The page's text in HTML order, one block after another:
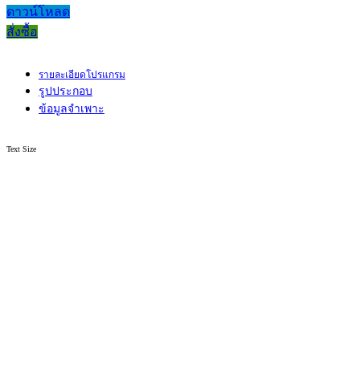
ดาวน์โหลด
สั่งซื้อ
รายละเอียดโปรแกรม
รูปประกอบ
ข้อมูลจำเพาะ
Text Size